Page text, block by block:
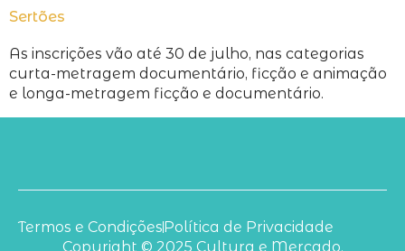
Sertões
As inscrições vão até 30 de julho, nas categorias
curta-metragem documentário, ficção e animação
e longa-metragem ficção e documentário.
Copyright © 2025 Cultura e Mercado.
Termos e CondiçõesPolítica de Privacidade